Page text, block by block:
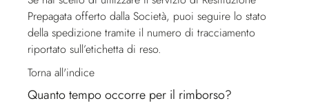
Prepagata offerto dalla Società, puoi seguire lo stato
della spedizione tramite il numero di tracciamento
riportato sull’etichetta di reso.
Torna all'indice
Quanto tempo occorre per il rimborso?